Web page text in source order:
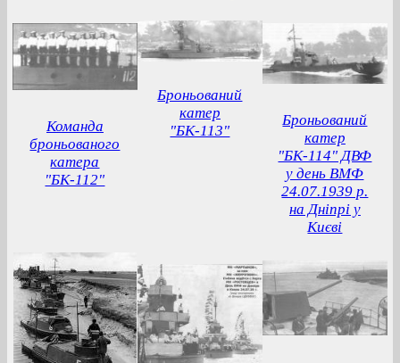
Команда
броньованого
катера
"БК-112"
Броньований
катер
"БК-113"
Броньований
катер
"БК-114" ДВФ
у день ВМФ
24.07.1939 р.
на Дніпрі у
Києві